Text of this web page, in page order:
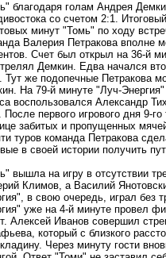
благодаря голам Андрея
со счетом 2:1.
минут "Томь" по ходу
Валерия Петракова вполне
Счет был открыл на 36-й
Демкин. Едва начался
Тут же подопечные Петракова
На 79-й минуте "Луч-
воспользовался Александр
После первого игрового дня 9-
забитых и пропущенных
туров команда Петракова
в своей истории получить
вышла на игру в отсутствии
Климов, а Василий
в свою очередь, играл без
уже на 4-й минуте провел
Алексей Иванов совершил
который с близкого
Через минуту гости